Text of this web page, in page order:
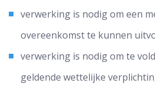
verwerking is nodig om een
overeenkomst te kunnen
verwerking is nodig om te
geldende wettelijke